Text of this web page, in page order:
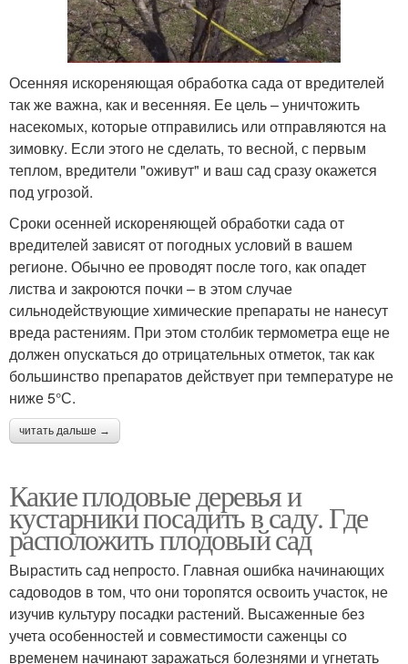
Осенняя искореняющая обработка сада от вредителей
так же важна, как и весенняя. Ее цель – уничтожить
насекомых, которые отправились или отправляются на
зимовку. Если этого не сделать, то весной, с первым
теплом, вредители "оживут" и ваш сад сразу окажется
под угрозой.
Сроки осенней искореняющей обработки сада от
вредителей зависят от погодных условий в вашем
регионе. Обычно ее проводят после того, как опадет
листва и закроются почки – в этом случае
сильнодействующие химические препараты не нанесут
вреда растениям. При этом столбик термометра еще не
должен опускаться до отрицательных отметок, так как
большинство препаратов действует при температуре не
ниже 5°С.
читать дальше →
Какие плодовые деревья и
кустарники посадить в саду. Где
расположить плодовый сад
Вырастить сад непросто. Главная ошибка начинающих
садоводов в том, что они торопятся освоить участок, не
изучив культуру посадки растений. Высаженные без
учета особенностей и совместимости саженцы со
временем начинают заражаться болезнями и угнетать